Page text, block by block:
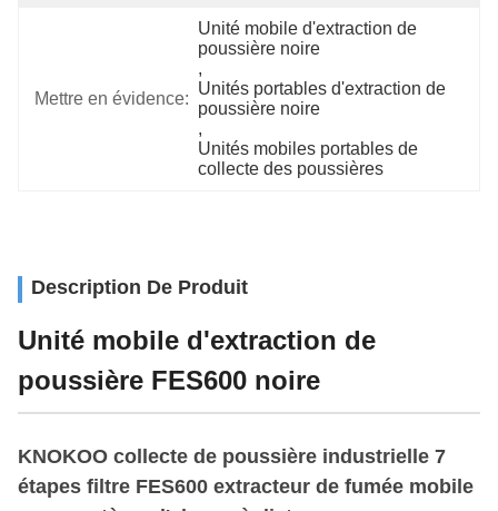
Mettre en évidence:
Unité mobile d'extraction de
poussière noire
,
Unités portables d'extraction de
poussière noire
,
Unités mobiles portables de
collecte des poussières
Description De Produit
Unité mobile d'extraction de
poussière FES600 noire
KNOKOO collecte de poussière industrielle 7
étapes filtre FES600 extracteur de fumée mobile